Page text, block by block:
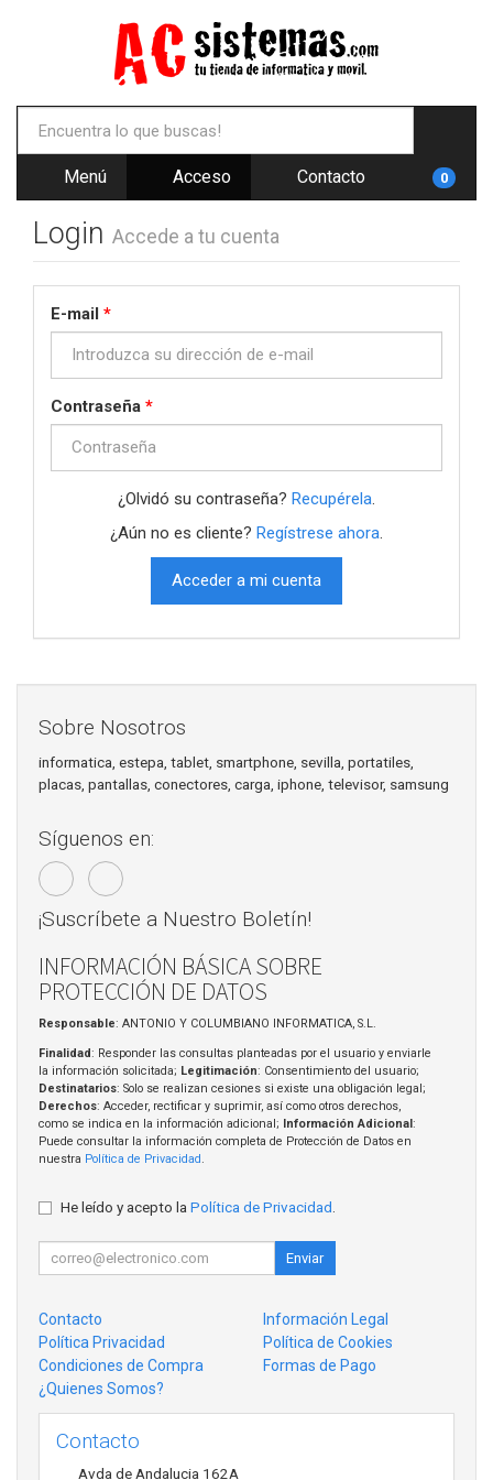
Menú Acceso Contacto 0
Login Accede a tu cuenta
E-mail *
Contraseña *
¿Olvidó su contraseña? Recupérela
¿Aún no es cliente? Regístrese ahora.
Acceder a mi cuenta
Sobre Nosotros
informatica, estepa, tablet, smartphone, sevilla, portatiles,
placas, pantallas, conectores, carga, iphone, televisor, samsung
Síguenos en:
¡Suscríbete a Nuestro Boletín!
INFORMACIÓN BÁSICA SOBRE
PROTECCIÓN DE DATOS
Responsable: ANTONIO Y COLUMBIANO INFORMATICA, S.L.
Finalidad: Responder las consultas planteadas por el usuario y enviarle
la información solicitada; Legitimación: Consentimiento del usuario;
Destinatarios: Solo se realizan cesiones si existe una obligación legal;
Derechos: Acceder, rectificar y suprimir, así como otros derechos,
como se indica en la información adicional; Información Adicional:
Puede consultar la información completa de Protección de Datos en
nuestra Política de Privacidad
He leído y acepto la Política de Privacidad
Enviar
Contacto
Información Legal
Política Privacidad
Política de Cookies
Condiciones de Compra
Formas de Pago
¿Quienes Somos?
Contacto
Avda de Andalucia 162A